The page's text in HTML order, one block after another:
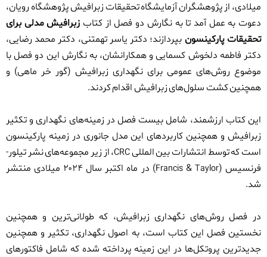
میلادی، از پژوهشگران آزمایشگاه تحقیقات زبرافیش پژوهشگاه رویان،
دعوت به عمل آمد تا به نگارش دو فصل از کتاب زبرافیش مدلی برای
تحقیقات پارکینسون بپردازند؛ دکتر یاسر تهمتنی، دکتر محمد رضایی،
دکتر فاطمه دلخوش کسمایی و همکارانشان، به نگارش این دو فصل با
موضوع روش‌های عمومی برای نگهداری زبرافیش (گور خر ماهی) و
همچنین کشت سلول‌های زبرافیش اقدام کردند.
این کتاب ارزشمند، شامل بیست فصل در زمینه‌های نگهداری و تکثیر
زبرافیش و همچنین کاربردهای این مدل جانوری در زمینه پارکینسون
است که توسط انتشارات بین المللی CRC، از زیر مجموعه‌های نشر تیلور-
فرنسیس (Taylor
&
Francis
) در ماه اکتبر سال ۲۰۲۴ میلادی منتشر
شد.
در فصل روش‌های نگهداری زبرافیش، که طولانی‌ترین و همچنین
نخستین فصل این کتاب است، به اصول نگهداری، تکثیر و همچنین
جدیدترین پروتکل‌ها در این زمینه پرداخته شده که شامل فاکتورهای